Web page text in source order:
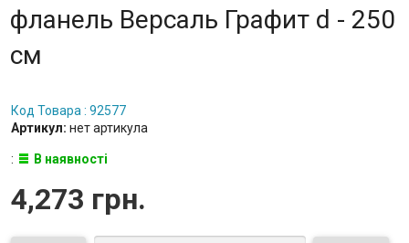
фланель Версаль Графит d - 250
см
Код Товара : 92577
Артикул: нет артикула
: В наявності
4,273 грн.